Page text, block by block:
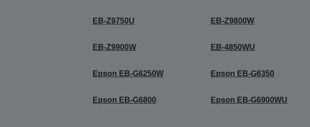
EB-Z9750U EB-Z9800W
EB-Z9900W EB-4850WU
Epson EB-G6250W Epson EB-G6350
Epson EB-G6800 Epson EB-G6900WU